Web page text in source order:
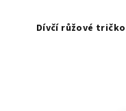
Dívčí růžové